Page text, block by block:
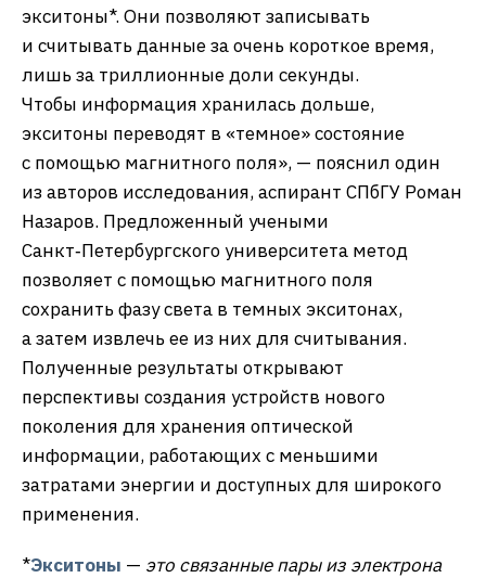
экситоны*. Они позволяют записывать
и считывать данные за очень короткое время,
лишь за триллионные доли секунды.
Чтобы информация хранилась дольше,
экситоны переводят в «темное» состояние
с помощью магнитного поля», — пояснил один
из авторов исследования, аспирант СПбГУ Роман
Назаров. Предложенный учеными
Санкт‑Петербургского университета метод
позволяет с помощью магнитного поля
сохранить фазу света в темных экситонах,
а затем извлечь ее из них для считывания.
Полученные результаты открывают
перспективы создания устройств нового
поколения для хранения оптической
информации, работающих с меньшими
затратами энергии и доступных для широкого
применения.
*Экситоны — это связанные пары из электрона